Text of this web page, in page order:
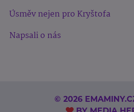
Úsměv nejen pro Kryštofa
Napsali o nás
© 2026